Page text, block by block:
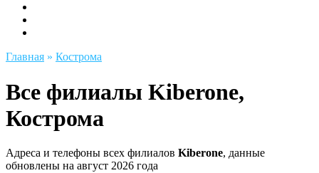
Главная » Кострома
Все филиалы Kiberone,
Кострома
Адреса и телефоны всех филиалов Kiberone, данные
обновлены на август 2026 года